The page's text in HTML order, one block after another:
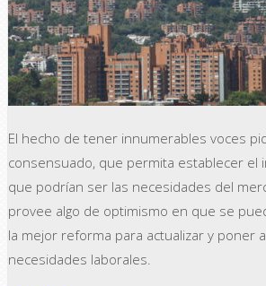
El hecho de tener innumerables voces
consensuado, que permita establecer el
que podrían ser las necesidades del
provee algo de optimismo en que se
la mejor reforma para actualizar y poner
necesidades laborales.